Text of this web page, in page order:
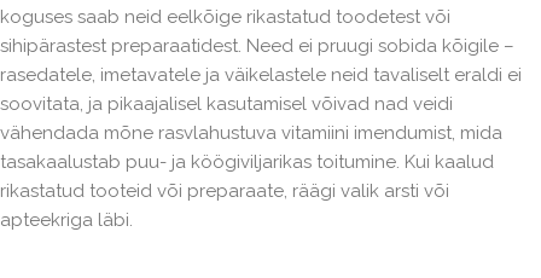
koguses saab neid eelkõige rikastatud toodetest või
sihipärastest preparaatidest. Need ei pruugi sobida kõigile –
rasedatele, imetavatele ja väikelastele neid tavaliselt eraldi ei
soovitata, ja pikaajalisel kasutamisel võivad nad veidi
vähendada mõne rasvlahustuva vitamiini imendumist, mida
tasakaalustab puu- ja köögiviljarikas toitumine. Kui kaalud
rikastatud tooteid või preparaate, räägi valik arsti või
apteekriga läbi.